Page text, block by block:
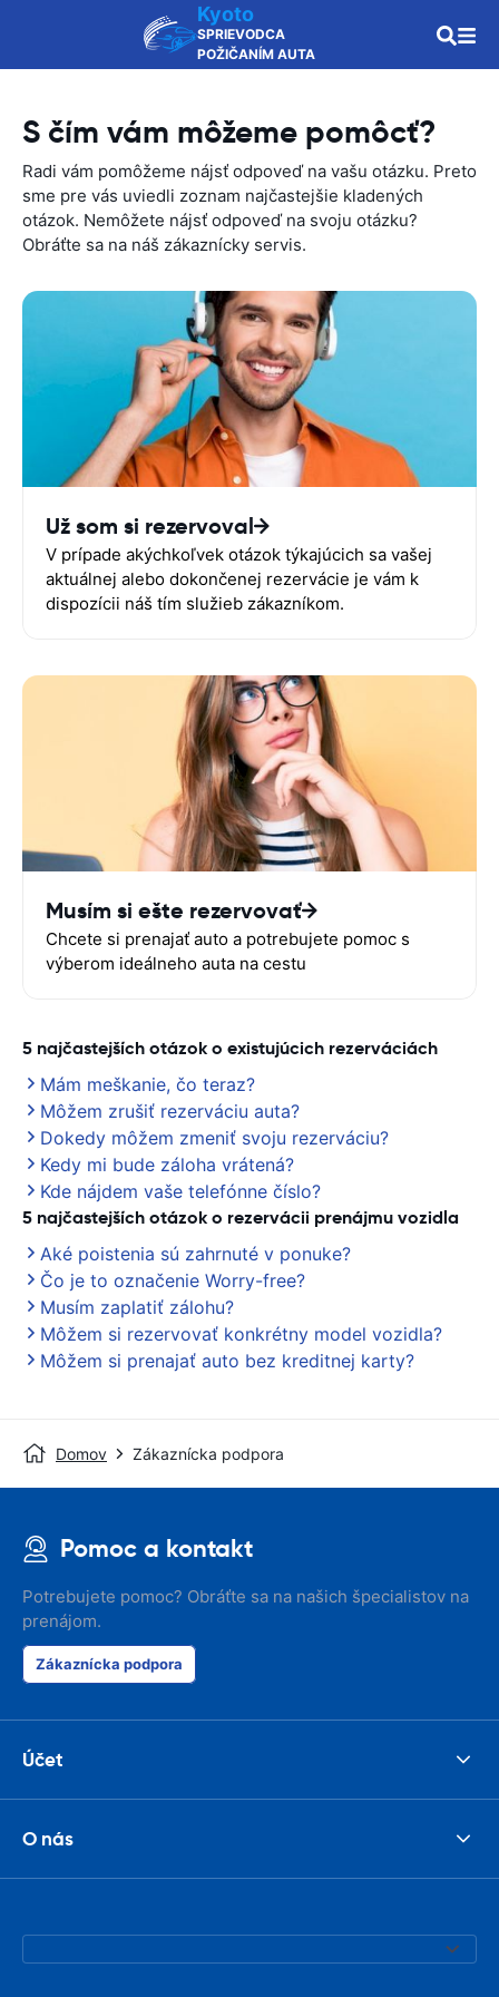
Kyoto
SPRIEVODCA
POŽIČANÍM AUTA
S čím vám môžeme pomôcť?
Radi vám pomôžeme nájsť odpoveď na vašu otázku. Preto
sme pre vás uviedli zoznam najčastejšie kladených
otázok. Nemôžete nájsť odpoveď na svoju otázku?
Obráťte sa na náš zákaznícky servis.
Už som si rezervoval
V prípade akýchkoľvek otázok týkajúcich sa vašej
aktuálnej alebo dokončenej rezervácie je vám k
dispozícii náš tím služieb zákazníkom.
Musím si ešte rezervovať
Chcete si prenajať auto a potrebujete pomoc s
výberom ideálneho auta na cestu
5 najčastejších otázok o existujúcich rezerváciách
Mám meškanie, čo teraz?
Môžem zrušiť rezerváciu auta?
Dokedy môžem zmeniť svoju rezerváciu?
Kedy mi bude záloha vrátená?
Kde nájdem vaše telefónne číslo?
5 najčastejších otázok o rezervácii prenájmu vozidla
Aké poistenia sú zahrnuté v ponuke?
Čo je to označenie Worry-free?
Musím zaplatiť zálohu?
Môžem si rezervovať konkrétny model vozidla?
Môžem si prenajať auto bez kreditnej karty?
Domov Zákaznícka podpora
Pomoc a kontakt
Potrebujete pomoc? Obráťte sa na našich špecialistov na
prenájom.
Zákaznícka podpora
Účet
O nás